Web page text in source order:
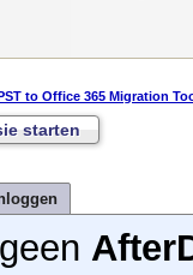
to Office 365 Migration
starten